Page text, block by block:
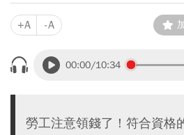
+A -A
00:00/10:34
勞工注意領錢了！符合資格